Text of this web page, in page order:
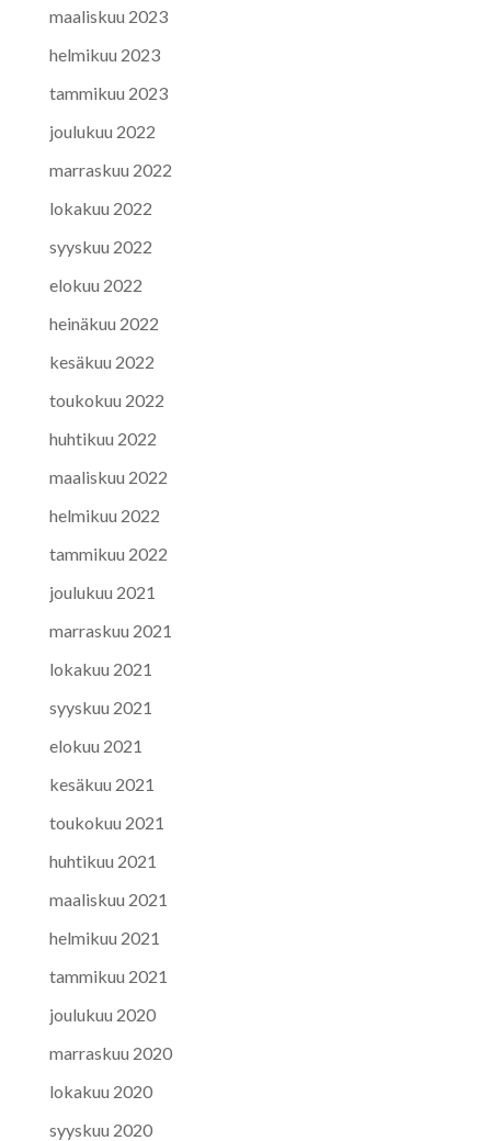
maaliskuu 2023
helmikuu 2023
tammikuu 2023
joulukuu 2022
marraskuu 2022
lokakuu 2022
syyskuu 2022
elokuu 2022
heinäkuu 2022
kesäkuu 2022
toukokuu 2022
huhtikuu 2022
maaliskuu 2022
helmikuu 2022
tammikuu 2022
joulukuu 2021
marraskuu 2021
lokakuu 2021
syyskuu 2021
elokuu 2021
kesäkuu 2021
toukokuu 2021
huhtikuu 2021
maaliskuu 2021
helmikuu 2021
tammikuu 2021
joulukuu 2020
marraskuu 2020
lokakuu 2020
syyskuu 2020